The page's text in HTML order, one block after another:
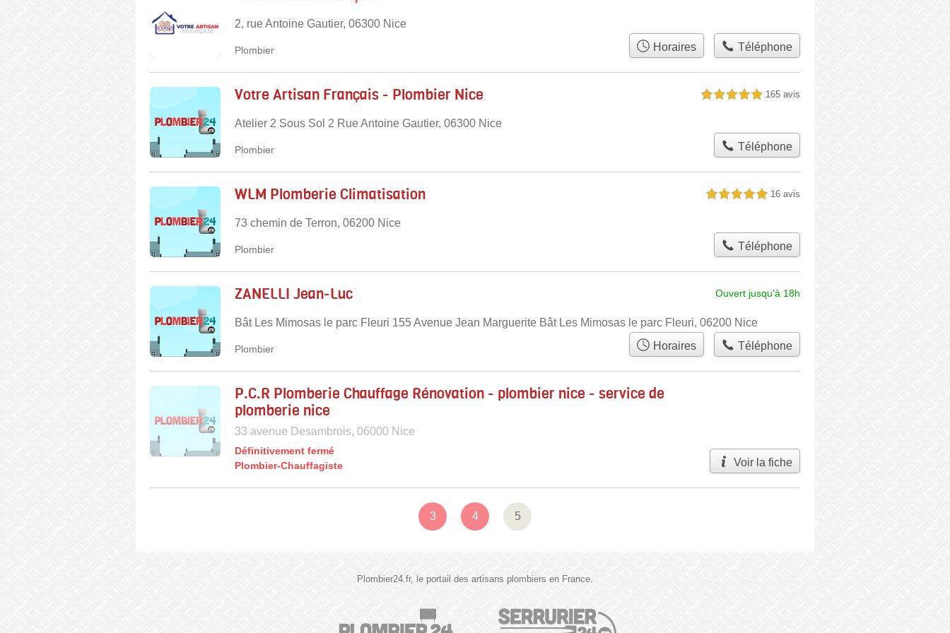
2, rue Antoine Gautier, 06300 Nice
Plombier Horaires Téléphone
Votre Artisan Français - Plombier Nice
Atelier 2 Sous Sol 2 Rue Antoine Gautier, 06300 Nice
5,0 étoiles sur 5 165 avis
Plombier Téléphone
WLM Plomberie Climatisation
73 chemin de Terron, 06200 Nice
5,0 étoiles sur 5 16 avis
Plombier Téléphone
ZANELLI Jean-Luc
Bât Les Mimosas le parc Fleuri 155 Avenue Jean Marguerite Bât Les Mimosas le parc Fleuri, 06200 Nice
Ouvert jusqu'à 18h
Plombier Horaires Téléphone
P.C.R Plomberie Chauffage Rénovation - plombier nice - service de
plomberie nice
33 avenue Desambrois, 06000 Nice
Définitivement fermé
Plombier-Chauffagiste
Voir la fiche
3 4 5
Plombier24.fr, le portail des artisans plombiers en France.